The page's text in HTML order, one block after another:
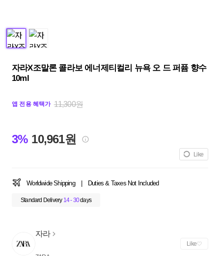
자라X조말론 콜라보 에너제티컬리 뉴욕 오 드 퍼퓸 향수
10ml
앱 전용 혜택가 11,300원
3% 10,961원
Like
Worldwide Shipping Duties & Taxes Not Included
Standard Delivery 14 - 30days
자라
Like